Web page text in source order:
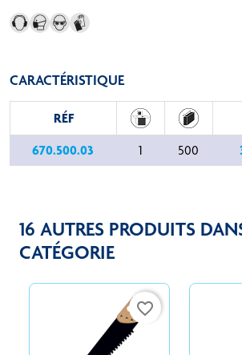
CARACTÉRISTIQUE
RÉF
670.500.03
1 500
16 AUTRES PRODUITS
CATÉGORIE
favorite_border